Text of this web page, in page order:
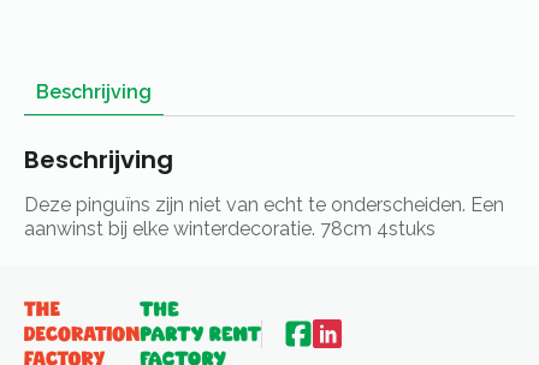
Beschrijving
Beschrijving
Deze pinguïns zijn niet van echt te onderscheiden. Een
aanwinst bij elke winterdecoratie. 78cm 4stuks